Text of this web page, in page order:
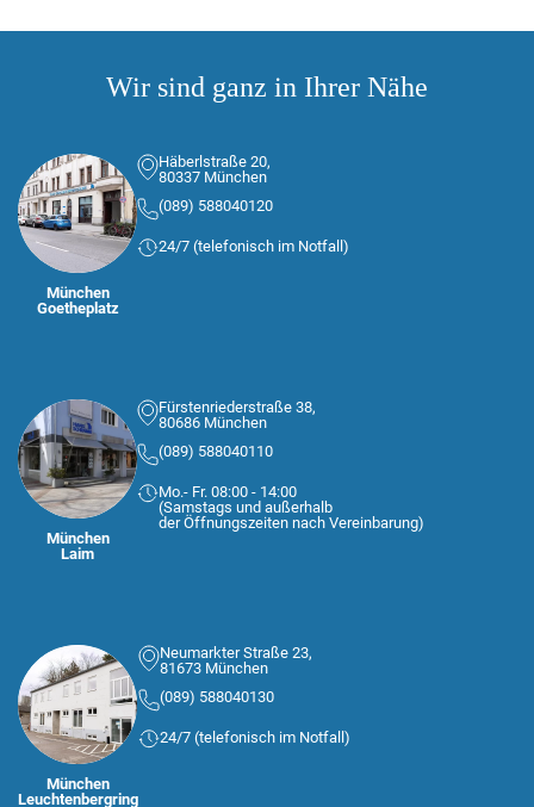
Wir sind ganz in Ihrer Nähe
München
Goetheplatz
Häberlstraße 20,
80337 München
(089) 588040120
24/7 (telefonisch im Notfall)
München
Laim
Fürstenriederstraße 38,
80686 München
(089) 588040110
Mo.- Fr. 08:00 - 14:00
(Samstags und außerhalb
der Öffnungszeiten nach Vereinbarung)
München
Leuchtenbergring
Neumarkter Straße 23,
81673 München
(089) 588040130
24/7 (telefonisch im Notfall)